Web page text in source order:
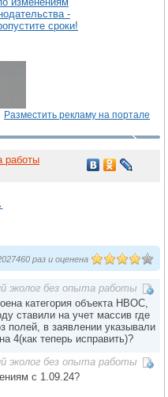
-
сроки!
Разместить рекламу на портале
работы
раз и оценена
эколог без опыта работы
категория объекта НВОС,
ставили на учет массив где
полей, в заявлении указывали
4(как теперь исправить)?
эколог без опыта работы
с 1.09.24?